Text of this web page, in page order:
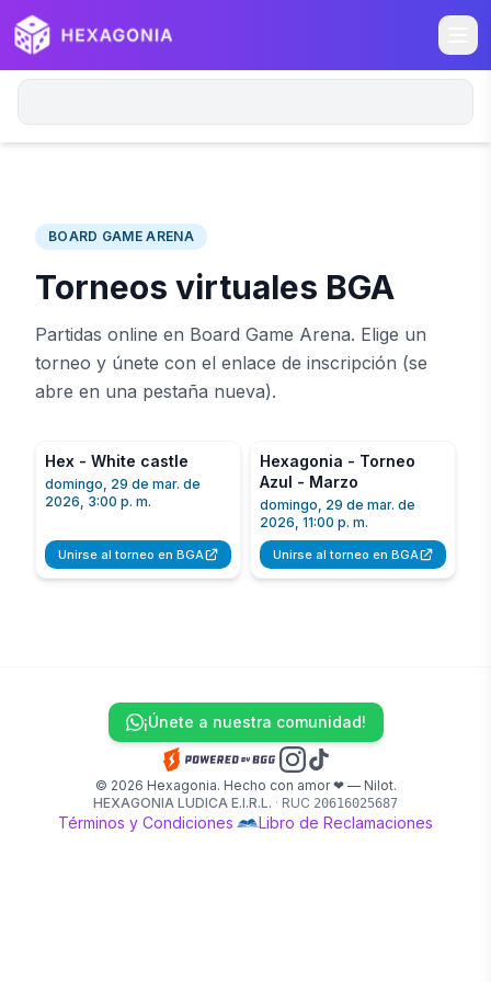
BOARD GAME ARENA
Torneos virtuales BGA
Partidas online en Board Game Arena. Elige un
torneo y únete con el enlace de inscripción (se
abre en una pestaña nueva).
Hex - White castle
domingo, 29 de mar. de
2026, 3:00 p. m.
Unirse al torneo en BGA
Hexagonia - Torneo
Azul - Marzo
domingo, 29 de mar. de
2026, 11:00 p. m.
Unirse al torneo en BGA
© 2026 Hexagonia. Hecho con amor ❤ — Nilot.
HEXAGONIA LUDICA E.I.R.L. · RUC 20616025687
Términos y Condiciones· Libro de Reclamaciones
¡Únete a nuestra comunidad!